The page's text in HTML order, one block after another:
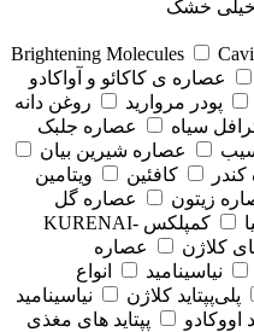
خشک
Brightening Molecules
عصاره ی کاکائو و آواکادو
پودر مروارید
روغن دانه
سیاه
عصاره جلبک
عصاره شیرین بیان
کافئین
ویتامین
زیتون
عصاره گل
کمپلکس KURENAI-
کلاژن
عصاره
نیاسینامید
انواع
پلی‌پپتاید کلاژن
⁠نیاسینامید
اووکادو
پپتاید های مغذی